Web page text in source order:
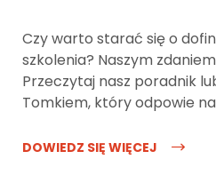
Czy warto starać się o
szkolenia? Naszym
Przeczytaj nasz poradnik
Tomkiem, który odpowie
DOWIEDZ SIĘ WIĘCEJ